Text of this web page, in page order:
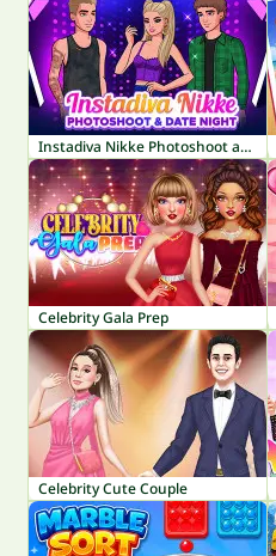
Instadiva Nikke Photoshoot and Date Night
Celebrity Gala Prep
Celebrity Cute Couple